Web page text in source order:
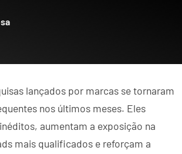
lançados por marcas se tornaram
nos últimos meses. Eles
aumentam a exposição na
mais qualificados e reforçam a